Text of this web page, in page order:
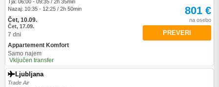
Tja: 06:00 - 09:35 / 2h 35min
Nazaj: 10:35 - 12:25 / 2h 50min
Čet, 10.09.
Čet, 17.09.
7 dni
Appartement Komfort
Samo najem
Vključen transfer
801 €
na osebo
PREVERI
Ljubljana
Trade Air